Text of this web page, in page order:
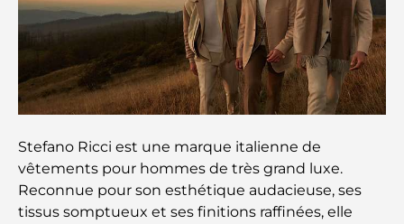
Safari de luxe d'une nuit dans le désert de Dubaï :
une escapade haut de gamme
Les voitures les plus chères de Tesla : l'innovation
Restaurants Al Wasl : les restaurants les plus
célèbres de Dubaï
Stefano Ricci est une marque italienne de
vêtements pour hommes de très grand luxe.
Reconnue pour son esthétique audacieuse, ses
tissus somptueux et ses finitions raffinées, elle